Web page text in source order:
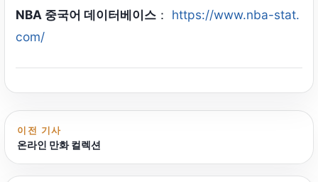
NBA 중국어 데이터베이스： https://www.nba-stat.
com/
이전 기사
온라인 만화 컬렉션